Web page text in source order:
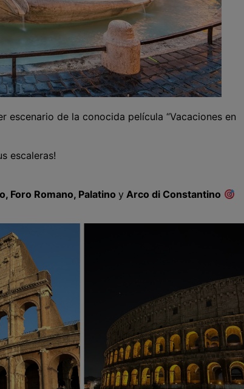
escenario de la conocida película “Vacaciones en
escaleras!
Foro Romano, Palatino y Arco di Constantino